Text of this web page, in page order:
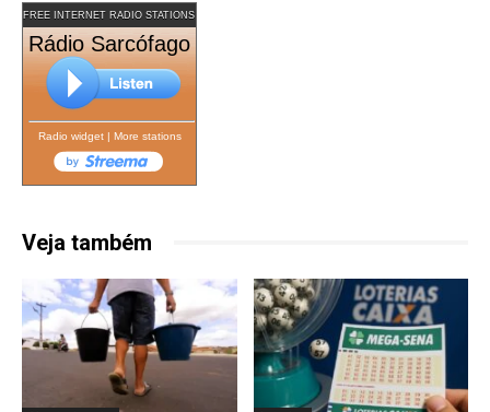
FREE INTERNET RADIO STATIONS
Rádio Sarcófago
Radio widget| More stations
Veja também